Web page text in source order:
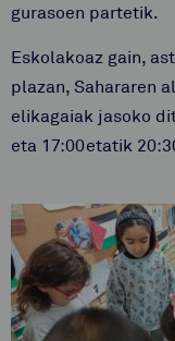
gurasoen partetik.
Eskolakoaz gain,
plazan, Sahararen
elikagaiak jasoko
eta 17:00etatik